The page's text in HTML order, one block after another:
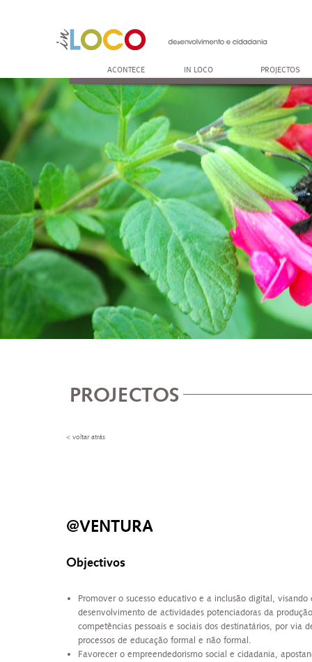
ACONTECE IN LOCO PROJECTOS
PROJECTOS
< voltar atrás
@VENTURA
Objectivos
Promover o sucesso educativo e a inclusão digital, visando
desenvolvimento de actividades potenciadoras da
competências pessoais e sociais dos destinatários, por via
processos de educação formal e não formal.
Favorecer o empreendedorismo social e cidadania,